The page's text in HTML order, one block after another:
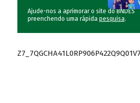
Ajude-nos a aprimorar o site do BNDES
preenchendo uma rápida pesquisa.
Z7_7QGCHA41L0RP906P422Q9Q01V7